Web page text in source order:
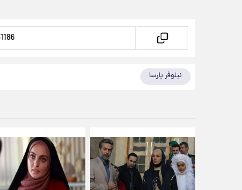
نیلوفر پارسا